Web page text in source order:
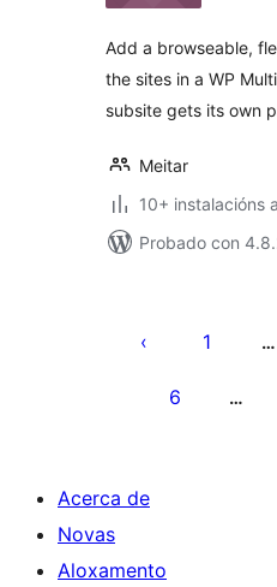
Add a browseable,
the sites in a WP
subsite gets its own
Meitar
10+ instalacións
Probado con
1 …
6 …
Acerca de
Novas
Aloxamento